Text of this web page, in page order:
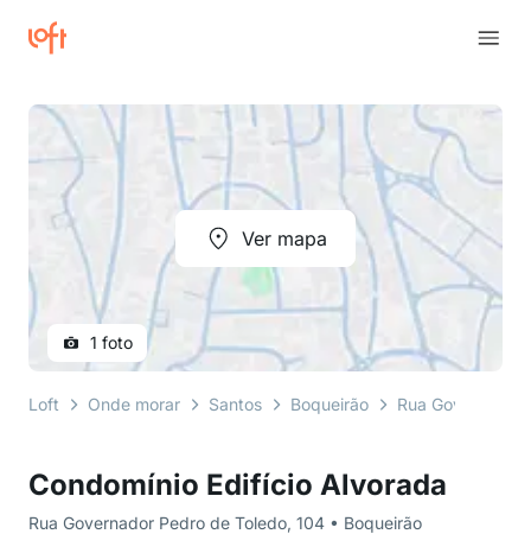
Condomínio Edifício Alvorada
Rua Governador Pedro de Toledo, 104 • Boqueirão
Ver mapa
1 foto
Loft Onde morar Santos Boqueirão Rua Governador